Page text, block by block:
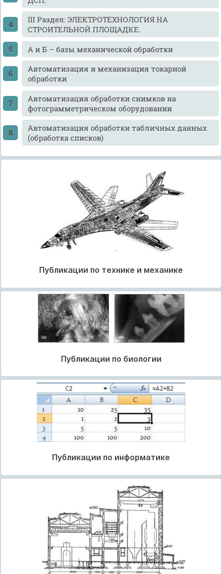
III Раздел: ЭЛЕКТРОТЕХНОЛОГИЯ НА
СТРОИТЕЛЬНОЙ ПЛОЩАДКЕ.
А и Б – базы механической обработки
Автоматизация и механизация токарной
обработки
Автоматизация обработки снимков на
фотограмметрическом оборудовании
Автоматизация обработки табличных данных
(обработка списков)
Публикации по технике и механике
Публикации по биологии
Публикации по информатике